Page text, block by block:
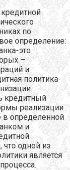
по
определение:
это
–
и
политика-
кредитный
реализации
определенной
и
что одной из
является